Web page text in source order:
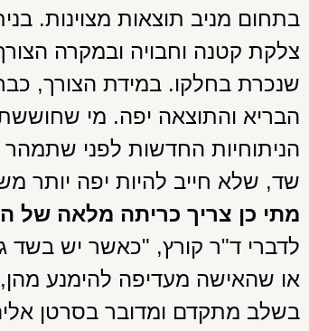
בתחום מניב תוצאות מצוינות.
צלקת קטנה וחבויה ובמקרה
שנכרת בחלקו. במידת הצורך,
הבריא והתוצאה יפה. מי
הניתוחיות החדשות לפני
שד, שלא חייב להיות יפה יותר
מתי כן צריך כריתה מלאה של
לדברי ד"ר קורץ, "כאשר יש בשד
או שהאישה מעדיפה להימנע
בשלב מתקדם ומדובר בסרטן